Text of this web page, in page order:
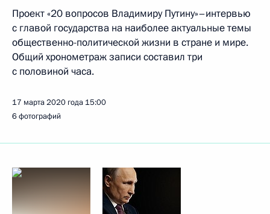
Проект «20 вопросов Владимиру Путину»–интервью
с главой государства на наиболее актуальные темы
общественно-политической жизни в стране и мире.
Общий хронометраж записи составил три
с половиной часа.
17 марта 2020 года 15:00
6 фотографий